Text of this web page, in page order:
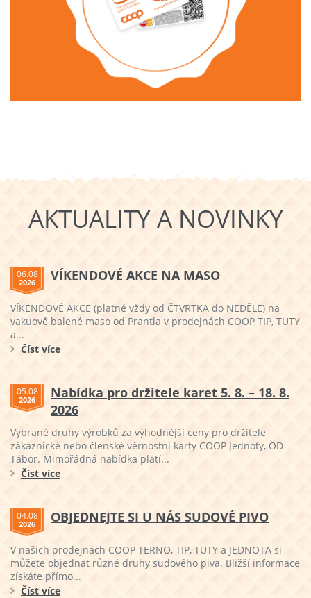
AKTUALITY A NOVINKY
06.08
2026 VÍKENDOVÉ AKCE NA MASO
VÍKENDOVÉ AKCE (platné vždy od ČTVRTKA do NEDĚLE) na
vakuově balené maso od Prantla v prodejnách COOP TIP, TUTY
a...
Číst více
05.08
2026
Nabídka pro držitele karet 5. 8. – 18. 8.
2026
Vybrané druhy výrobků za výhodnější ceny pro držitele
zákaznické nebo členské věrnostní karty COOP Jednoty, OD
Tábor. Mimořádná nabídka platí...
Číst více
04.08
2026 OBJEDNEJTE SI U NÁS SUDOVÉ PIVO
V našich prodejnách COOP TERNO, TIP, TUTY a JEDNOTA si
můžete objednat různé druhy sudového piva. Bližší informace
získáte přímo...
Číst více